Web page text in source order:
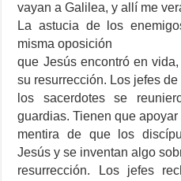
vayan a Galilea, y allí me
La astucia de los
misma oposición
que Jesús encontró en
su resurrección. Los jefes de
los sacerdotes se
guardias. Tienen que apoyar
mentira de que los
Jesús y se inventan algo
resurrección. Los jefes